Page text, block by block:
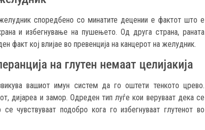
споредбено со минатите децении е фактот што е
и избегнување на пушењето. Од друга страна, раната
факт кој влијае во превенција на канцерот на желудник.
на глутен немаат целијакија
вашиот имун систем да го оштети тенкото црево.
дијареа и замор. Одреден тип луѓе кои веруваат дека се
чувствуваат подобро кога го избегнуваат глутенот во